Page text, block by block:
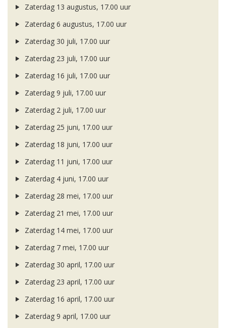
Zaterdag 13 augustus, 17.00 uur
Zaterdag 6 augustus, 17.00 uur
Zaterdag 30 juli, 17.00 uur
Zaterdag 23 juli, 17.00 uur
Zaterdag 16 juli, 17.00 uur
Zaterdag 9 juli, 17.00 uur
Zaterdag 2 juli, 17.00 uur
Zaterdag 25 juni, 17.00 uur
Zaterdag 18 juni, 17.00 uur
Zaterdag 11 juni, 17.00 uur
Zaterdag 4 juni, 17.00 uur
Zaterdag 28 mei, 17.00 uur
Zaterdag 21 mei, 17.00 uur
Zaterdag 14 mei, 17.00 uur
Zaterdag 7 mei, 17.00 uur
Zaterdag 30 april, 17.00 uur
Zaterdag 23 april, 17.00 uur
Zaterdag 16 april, 17.00 uur
Zaterdag 9 april, 17.00 uur